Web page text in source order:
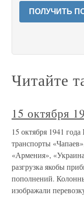
ПОЛУЧИТЬ
Читайте
15 октября
15 октября 1941
транспорты
«Армения»,
разгрузка якобы
пополнений.
изображали